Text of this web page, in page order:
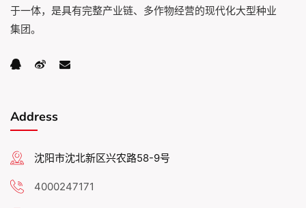
于一体，是具有完整产业链、多作物经营的现代化大型种业
集团。
Address
沈阳市沈北新区兴农路58-9号
4000247171